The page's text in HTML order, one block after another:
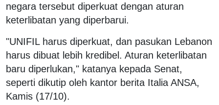
negara tersebut diperkuat dengan aturan
keterlibatan yang diperbarui.
"UNIFIL harus diperkuat, dan pasukan Lebanon
harus dibuat lebih kredibel. Aturan keterlibatan
baru diperlukan," katanya kepada Senat,
seperti dikutip oleh kantor berita Italia ANSA,
Kamis (17/10).